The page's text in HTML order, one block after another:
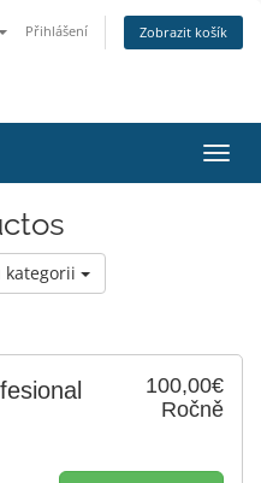
Přihlášení Zobrazit košík
kategorii
100,00€
Ročně